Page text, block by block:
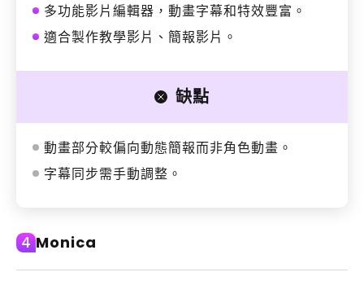
多功能影片編輯器，動畫字幕和特效豐富。
適合製作教學影片、簡報影片。
缺點
動畫部分較偏向動態簡報而非角色動畫。
字幕同步需手動調整。
4 Monica